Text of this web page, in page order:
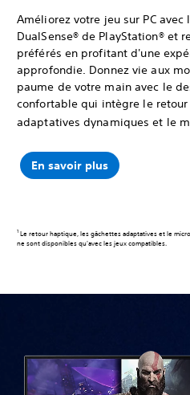
Améliorez votre jeu sur PC
DualSense® de PlayStation® et
préférés en profitant d'une
approfondie. Donnez vie aux
paume de votre main avec le
confortable qui intègre le
adaptatives dynamiques et le
En savoir plus
1 Le retour haptique, les gâchettes adaptatives et le
ne sont disponibles qu'avec les jeux compatibles.